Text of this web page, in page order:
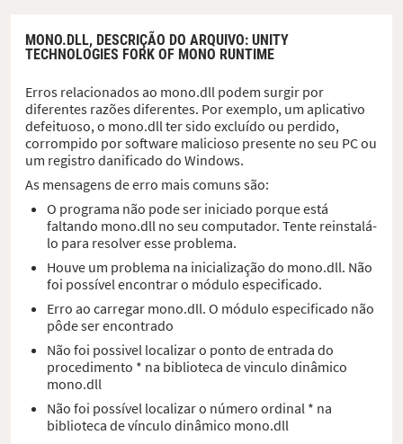
MONO.DLL, DESCRIÇÃO DO ARQUIVO: UNITY
TECHNOLOGIES FORK OF MONO RUNTIME
Erros relacionados ao mono.dll podem surgir por
diferentes razões diferentes. Por exemplo, um aplicativo
defeituoso, o mono.dll ter sido excluído ou perdido,
corrompido por software malicioso presente no seu PC ou
um registro danificado do Windows.
As mensagens de erro mais comuns são:
O programa não pode ser iniciado porque está
faltando mono.dll no seu computador. Tente reinstalá-
lo para resolver esse problema.
Houve um problema na inicialização do mono.dll. Não
foi possível encontrar o módulo especificado.
Erro ao carregar mono.dll. O módulo especificado não
pôde ser encontrado
Não foi possivel localizar o ponto de entrada do
procedimento * na biblioteca de vinculo dinâmico
mono.dll
Não foi possível localizar o número ordinal * na
biblioteca de vínculo dinâmico mono.dll